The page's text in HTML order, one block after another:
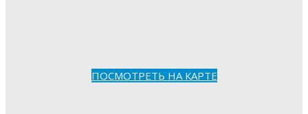
ПОСМОТРЕТЬ НА КАРТЕ